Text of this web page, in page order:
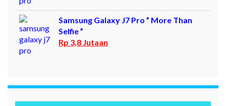
Samsung Galaxy J7 Pro ” More Than
Selfie ”
Rp 3,8 Jutaan